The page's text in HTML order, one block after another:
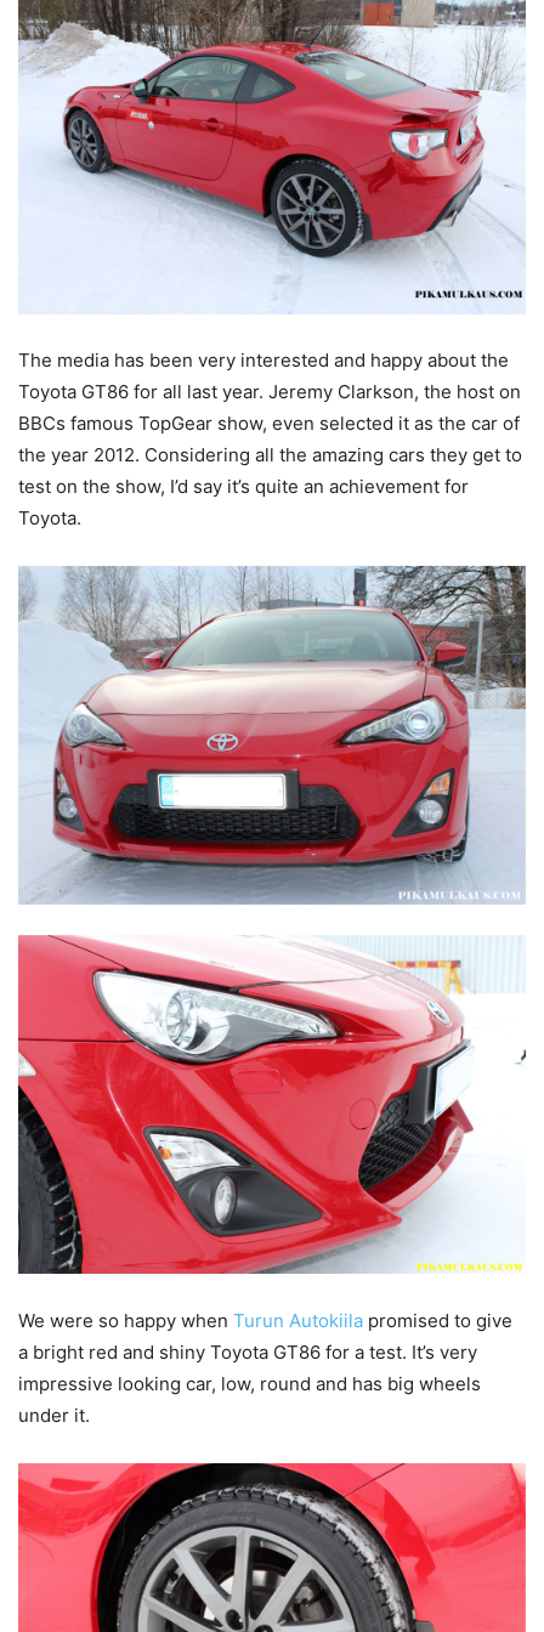
The media has been very interested and happy about the
Toyota GT86 for all last year. Jeremy Clarkson, the host on
BBCs famous TopGear show, even selected it as the car of
the year 2012. Considering all the amazing cars they get to
test on the show, I’d say it’s quite an achievement for
Toyota.
We were so happy when Turun Autokiila promised to give
a bright red and shiny Toyota GT86 for a test. It’s very
impressive looking car, low, round and has big wheels
under it.